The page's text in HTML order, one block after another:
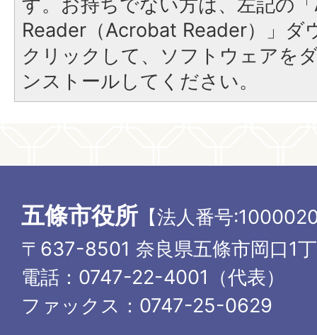
Reader（Acrobat Reader）」ダ
クリックして、ソフトウェアを
ンストールしてください。
五條市役所 【法人番号
〒637-8501 奈良県五條市岡口1
電話：0747-22-4001（代表）
ファックス：0747-25-0629